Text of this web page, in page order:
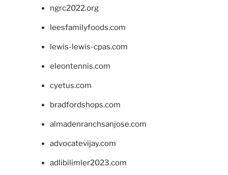
ngrc2022.org
leesfamilyfoods.com
lewis-lewis-cpas.com
eleontennis.com
cyetus.com
bradfordshops.com
almadenranchsanjose.com
advocatevijay.com
adlibilimler2023.com